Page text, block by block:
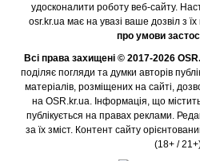
удосконалити роботу веб-сайту.
osr.kr.ua має на увазі ваше дозвіл з
про умови
Всі права захищені © 2017-2026
поділяє погляди та думки авторів
матеріалів, розміщених на сайті,
на OSR.kr.ua. Інформація, що
публікується на правах реклами.
за їх зміст. Контент сайту
(18+ /